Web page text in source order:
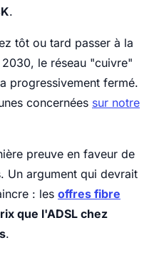
.
tôt ou tard passer à la
le réseau "cuivre"
progressivement fermé.
concernées sur notre
preuve en faveur de
Un argument qui devrait
: les offres fibre
que l'ADSL chez
.